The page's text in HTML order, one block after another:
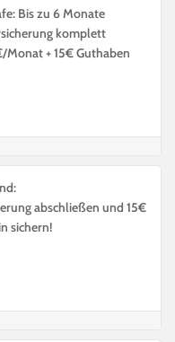
Bis zu 6 Monate
komplett
+ 15€ Guthaben
abschließen und 15€
sichern!